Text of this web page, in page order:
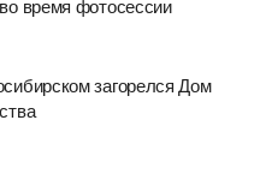
время фотосессии
загорелся Дом